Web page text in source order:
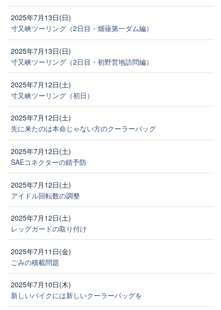
2025年7月13日(日)
寸又峡ツーリング（2日目・畑薙第一ダム編）
2025年7月13日(日)
寸又峡ツーリング（2日目・初野営地訪問編）
2025年7月12日(土)
寸又峡ツーリング（初日）
2025年7月12日(土)
先に来たのは本命じゃない方のクーラーバッグ
2025年7月12日(土)
SAEコネクターの錆予防
2025年7月12日(土)
アイドル回転数の調整
2025年7月12日(土)
レッグガードの取り付け
2025年7月11日(金)
ごみの積載問題
2025年7月10日(木)
新しいバイクには新しいクーラーバッグを